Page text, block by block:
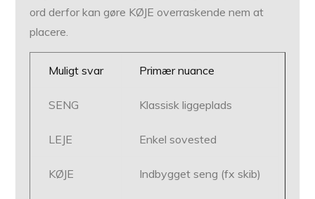
ord derfor kan gøre KØJE over­raskende nem at
placere.
Muligt svar Primær nuance
SENG Klassisk liggeplads
LEJE Enkel sovested
KØJE Indbygget seng (fx skib)